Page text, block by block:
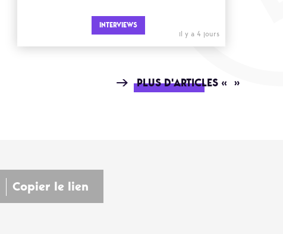
INTERVIEWS
il y a 4 jours
PLUS D'ARTICLES « »
Copier le lien